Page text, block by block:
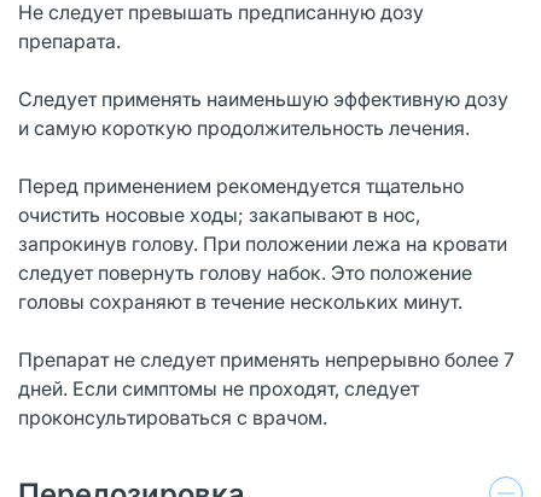
Не следует превышать предписанную дозу
препарата.
Следует применять наименьшую эффективную дозу
и самую короткую продолжительность лечения.
Перед применением рекомендуется тщательно
очистить носовые ходы; закапывают в нос,
запрокинув голову. При положении лежа на кровати
следует повернуть голову набок. Это положение
головы сохраняют в течение нескольких минут.
Препарат не следует применять непрерывно более 7
дней. Если симптомы не проходят, следует
проконсультироваться с врачом.